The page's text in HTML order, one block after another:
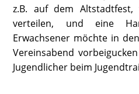
z.B. auf dem
verteilen, und eine
Erwachsener möchte in
Vereinsabend
Jugendlicher beim